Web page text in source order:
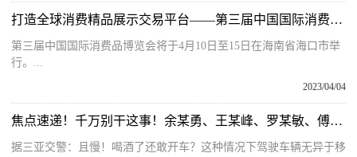
打造全球消费精品展示交易平台——第三届中国国际消费品博览会将在海口举办
第三届中国国际消费品博览会将于4月10日至15日在海南省海口市举
行。...
2023/04/04
焦点速递！千万别干这事！余某勇、王某峰、罗某敏、傅某修被三亚交警查获！｜酒驾醉驾曝光台
据三亚交警：且慢！喝酒了还敢开车？这种情况下驾驶车辆无异于移